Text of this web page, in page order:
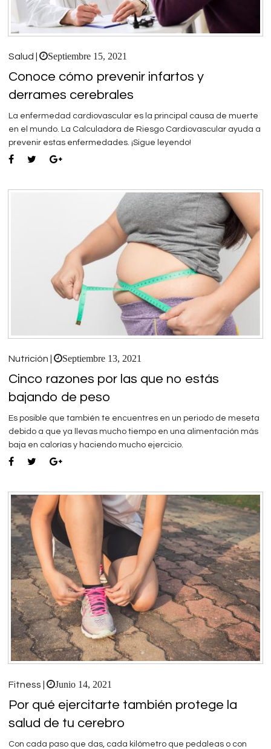
Salud | Septiembre 15, 2021
Conoce cómo prevenir infartos y
derrames cerebrales
La enfermedad cardiovascular es la principal causa de muerte
en el mundo. La Calculadora de Riesgo Cardiovascular ayuda a
prevenir estas enfermedades. ¡Sigue leyendo!
Nutrición | Septiembre 13, 2021
Cinco razones por las que no estás
bajando de peso
Es posible que también te encuentres en un periodo de meseta
debido a que ya llevas mucho tiempo en una alimentación más
baja en calorías y haciendo mucho ejercicio.
Fitness | Junio 14, 2021
Por qué ejercitarte también protege la
salud de tu cerebro
Con cada paso que das, cada kilómetro que pedaleas o con